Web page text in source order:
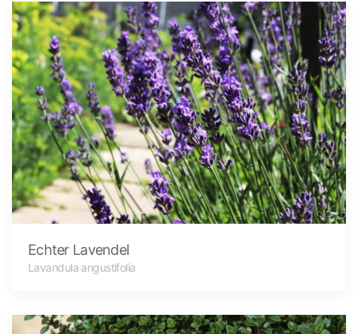
Echter Lavendel
Lavandula angustifolia